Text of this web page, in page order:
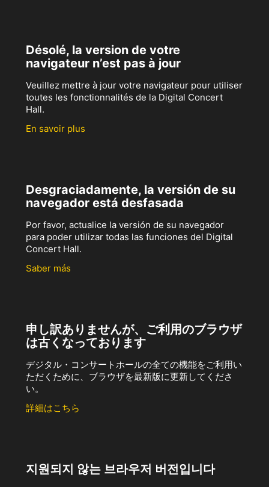
Désolé, la version de votre
navigateur n’est pas à jour
Veuillez mettre à jour votre navigateur pour utiliser
toutes les fonctionnalités de la Digital Concert
Hall.
En savoir plus
Desgraciadamente, la versión de su
navegador está desfasada
Por favor, actualice la versión de su navegador
para poder utilizar todas las funciones del Digital
Concert Hall.
Saber más
申し訳ありませんが、ご利用のブラウザ
は古くなっております
デジタル・コンサートホールの全ての機能をご利用い
ただくために、ブラウザを最新版に更新してくださ
い。
詳細はこちら
지원되지 않는 브라우저 버전입니다